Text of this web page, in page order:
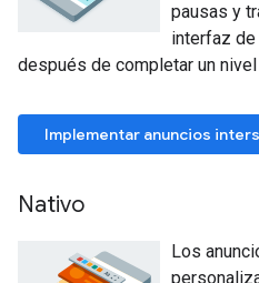
pausas y
interfaz de
después de completar un nivel
Implementar anuncios
Nativo
Los